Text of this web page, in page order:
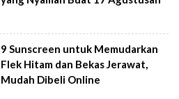
9 Sunscreen untuk Memudarkan
Flek Hitam dan Bekas Jerawat,
Mudah Dibeli Online